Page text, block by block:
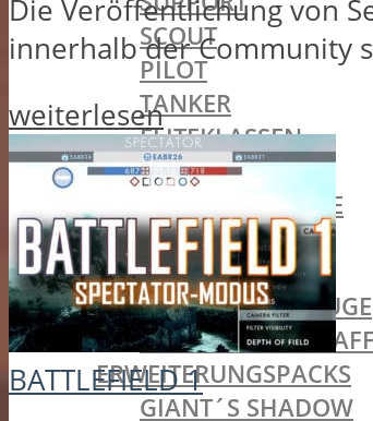
SCOUT
PILOT
TANKER
ELITEKLASSEN
FAHRZEUGE
LANDFAHRZEUGE
PFERDE
LUFTFAHRZEUGE
WASSERFAHRZEUGE
STATIONÄREN
ERWEITERUNGSPACKS
GIANT´S SHADOW
Die Veröffentlichung von
innerhalb der Community
weiterlesen
BATTLEFIELD 1